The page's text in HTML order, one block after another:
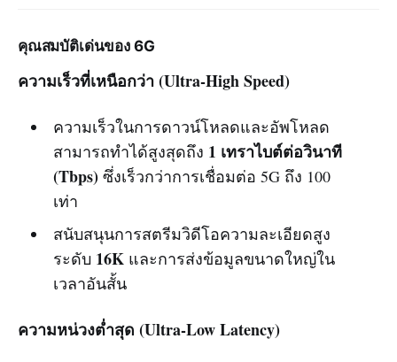
คุณสมบัติเด่นของ 6G
ความเร็วที่เหนือกว่า (Ultra-High Speed)
ความเร็วในการดาวน์โหลดและอัพโหลด
สามารถทำได้สูงสุดถึง 1 เทราไบต์ต่อวินาที
(Tbps)ซึ่งเร็วกว่าการเชื่อมต่อ 5G ถึง 100
เท่า
สนับสนุนการสตรีมวิดีโอความละเอียดสูง
ระดับ 16Kและการส่งข้อมูลขนาดใหญ่ใน
เวลาอันสั้น
ความหน่วงต่ำสุด (Ultra-Low Latency)